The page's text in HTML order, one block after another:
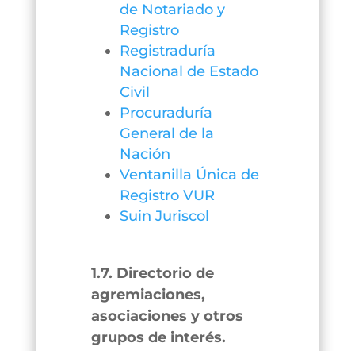
de Notariado y
Registro
Registraduría
Nacional de Estado
Civil
Procuraduría
General de la
Nación
Ventanilla Única de
Registro VUR
Suin Juriscol
1.7. Directorio de
agremiaciones,
asociaciones y otros
grupos de interés.